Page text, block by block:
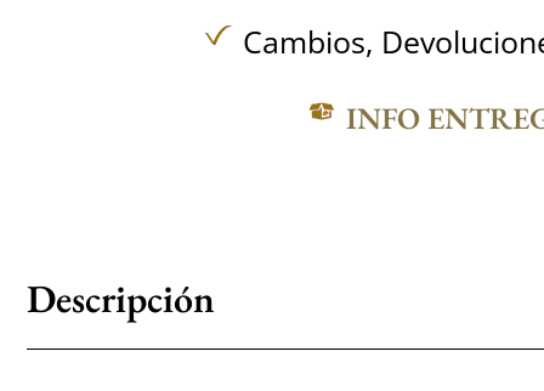
Cambios,
INFO
Descripción